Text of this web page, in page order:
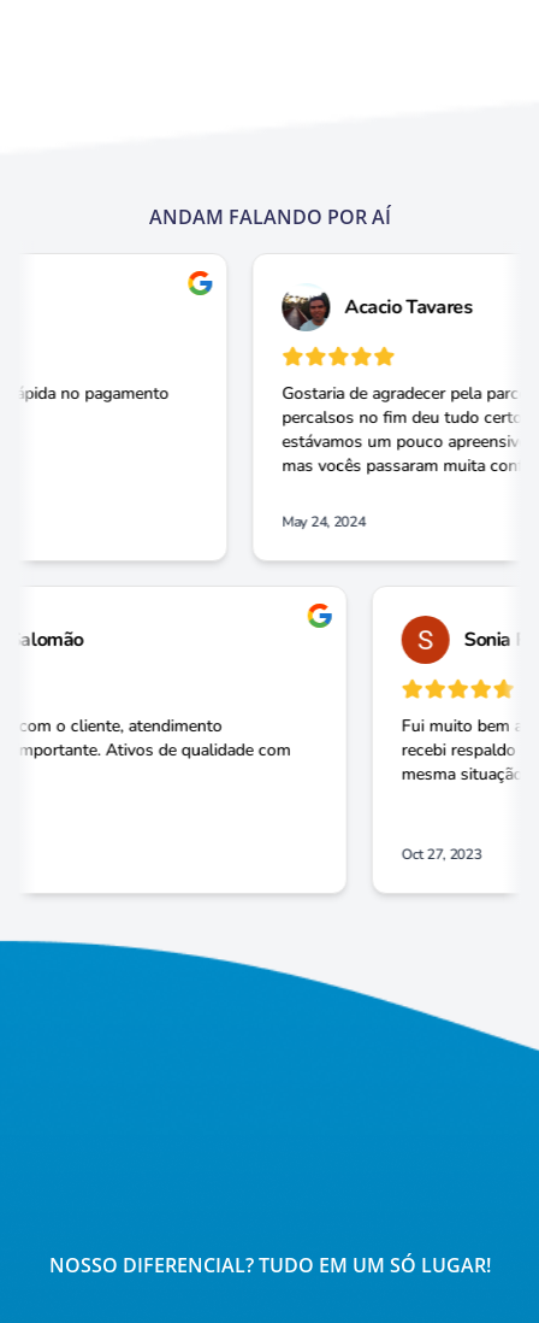
ANDAM FALANDO POR AÍ
NOSSO DIFERENCIAL? TUDO EM UM SÓ LUGAR!